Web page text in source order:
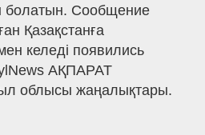
болатын. Сообщение
Қазақстанға
келеді появились
АҚПАРАТ
облысы жаңалықтары.